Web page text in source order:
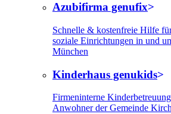
Azubifirma genufix
Schnelle & kostenfreie Hilfe
soziale Einrichtungen in und
München
Kinderhaus genukids
Firmeninterne
Anwohner der Gemeinde